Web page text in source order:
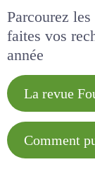
Parcourez
faites vos
année
La revue
Comment